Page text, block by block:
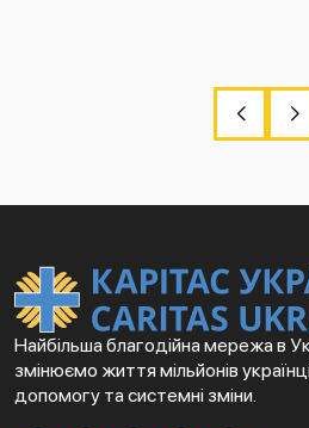
Найбільша благодійна мережа в
змінюємо життя мільйонів
допомогу та системні зміни.